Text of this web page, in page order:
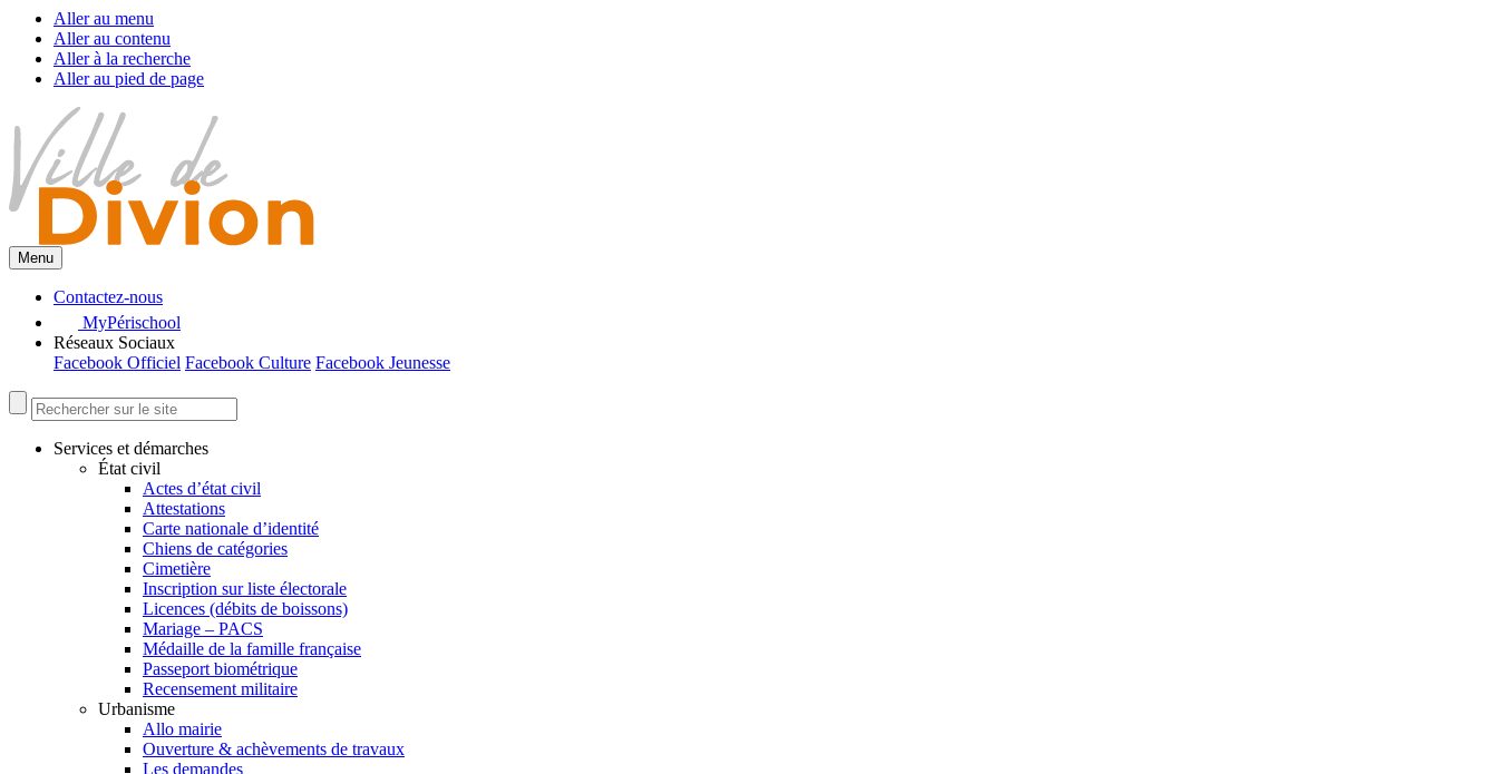
Aller au menu
Aller au contenu
Aller à la recherche
Aller au pied de page
Menu
Contactez-nous
MyPérischool
Réseaux Sociaux
Facebook Officiel Facebook Culture Facebook Jeunesse
Services et démarches
État civil
Actes d’état civil
Attestations
Carte nationale d’identité
Chiens de catégories
Cimetière
Inscription sur liste électorale
Licences (débits de boissons)
Mariage – PACS
Médaille de la famille française
Passeport biométrique
Recensement militaire
Urbanisme
Allo mairie
Ouverture & achèvements de travaux
Les demandes